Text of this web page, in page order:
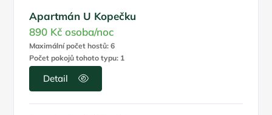
Apartmán U Kopečku
890 Kčosoba/noc
Maximální počet hostů: 6
Počet pokojů tohoto typu: 1
Detail